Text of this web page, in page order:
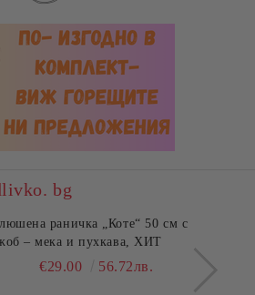
bg
раничка „Коте“ 50 см с
– мека и пухкава, ХИТ
€29.00 56.72лв.